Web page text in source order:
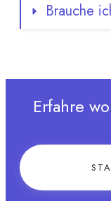
Brauche
Erfahre